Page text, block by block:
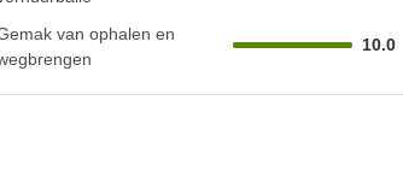
van ophalen en
10.0